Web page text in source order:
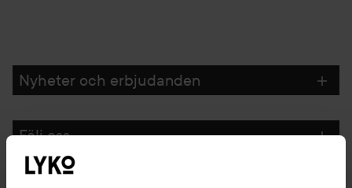
Nyheter och erbjudanden
Följ oss